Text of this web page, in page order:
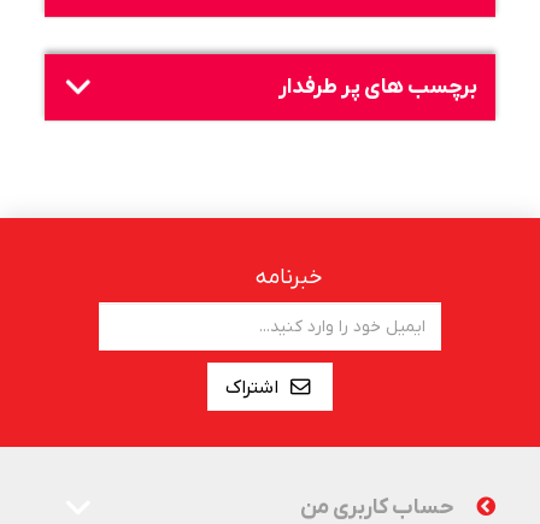
برچسب های پر طرفدار
خبرنامه
اشتراک
حساب کاربری من